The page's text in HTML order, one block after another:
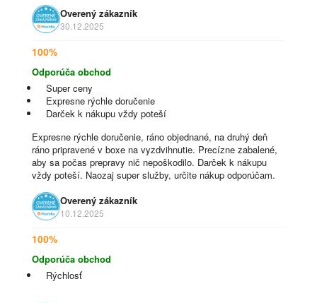
Overený zákazník
30.12.2025
100%
Odporúča obchod
Super ceny
Expresne rýchle doručenie
Darček k nákupu vždy poteší
Expresne rýchle doručenie, ráno objednané, na druhý deň
ráno pripravené v boxe na vyzdvihnutie. Precízne zabalené,
aby sa počas prepravy nič nepoškodilo. Darček k nákupu
vždy poteší. Naozaj super služby, určite nákup odporúčam.
Overený zákazník
10.12.2025
100%
Odporúča obchod
Rýchlosť